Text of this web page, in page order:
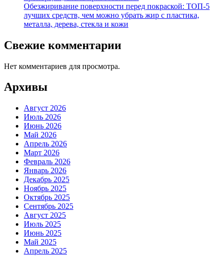
Обезжиривание поверхности перед покраской: ТОП-5
лучших средств, чем можно убрать жир с пластика,
металла, дерева, стекла и кожи
Свежие комментарии
Нет комментариев для просмотра.
Архивы
Август 2026
Июль 2026
Июнь 2026
Май 2026
Апрель 2026
Март 2026
Февраль 2026
Январь 2026
Декабрь 2025
Ноябрь 2025
Октябрь 2025
Сентябрь 2025
Август 2025
Июль 2025
Июнь 2025
Май 2025
Апрель 2025